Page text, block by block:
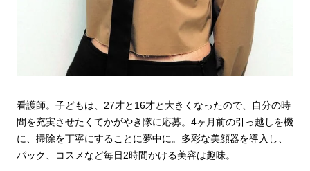
看護師。子どもは、27才と16才と大きくなったので、自分の時
間を充実させたくてかがやき隊に応募。4ヶ月前の引っ越しを機
に、掃除を丁寧にすることに夢中に。多彩な美顔器を導入し、
パック、コスメなど毎日2時間かける美容は趣味。